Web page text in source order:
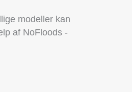
modeller kan
af NoFloods -